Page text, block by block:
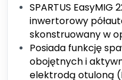
SPARTUS
inwertorowy
skonstruowany w
Posiada funkcję
obojętnych i
elektrodą otuloną